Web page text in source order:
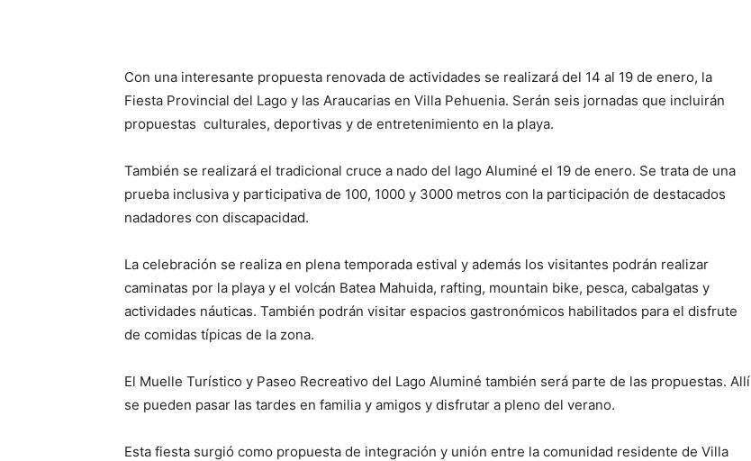
Con una interesante propuesta renovada de actividades se realizará del 14 al 19 de enero, la
Fiesta Provincial del Lago y las Araucarias en Villa Pehuenia. Serán seis jornadas que incluirán
propuestas culturales, deportivas y de entretenimiento en la playa.
También se realizará el tradicional cruce a nado del lago Aluminé el 19 de enero. Se trata de una
prueba inclusiva y participativa de 100, 1000 y 3000 metros con la participación de destacados
nadadores con discapacidad.
La celebración se realiza en plena temporada estival y además los visitantes podrán realizar
caminatas por la playa y el volcán Batea Mahuida, rafting, mountain bike, pesca, cabalgatas y
actividades náuticas. También podrán visitar espacios gastronómicos habilitados para el disfrute
de comidas típicas de la zona.
El Muelle Turístico y Paseo Recreativo del Lago Aluminé también será parte de las propuestas. Allí
se pueden pasar las tardes en familia y amigos y disfrutar a pleno del verano.
Esta fiesta surgió como propuesta de integración y unión entre la comunidad residente de Villa